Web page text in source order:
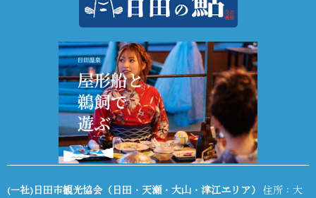
(一社)日田市観光協会（日田・天瀬・大山・津江エリア） 住所：大